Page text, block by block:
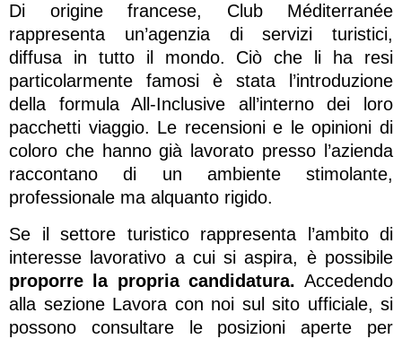
Di origine francese, Club Méditerranée
rappresenta un’agenzia di servizi turistici,
diffusa in tutto il mondo. Ciò che li ha resi
particolarmente famosi è stata l’introduzione
della formula All-Inclusive all’interno dei loro
pacchetti viaggio. Le recensioni e le opinioni di
coloro che hanno già lavorato presso l’azienda
raccontano di un ambiente stimolante,
professionale ma alquanto rigido.
Se il settore turistico rappresenta l’ambito di
interesse lavorativo a cui si aspira, è possibile
proporre la propria candidatura. Accedendo
alla sezione Lavora con noi sul sito ufficiale, si
possono consultare le posizioni aperte per